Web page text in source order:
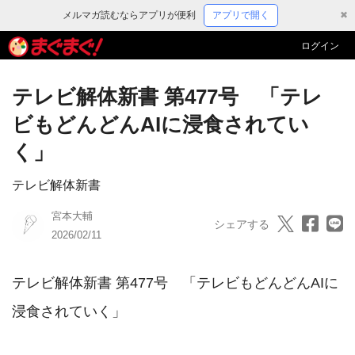
メルマガ読むならアプリが便利 アプリで開く ✖
ログイン
テレビ解体新書 第477号 「テレ
ビもどんどんAIに浸食されてい
く」
テレビ解体新書
宮本大輔
2026/02/11
シェアする
テレビ解体新書 第477号　「テレビもどんどんAIに
浸食されていく」